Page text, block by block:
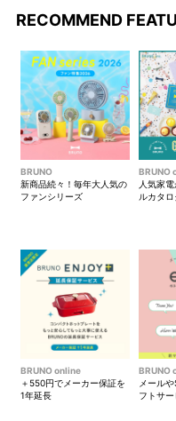
RECOMMEND
BRUNO
新商品続々！毎年大人気の
ファンシリーズ
BRUNO
人気家
ルカタロ
BRUNO online
＋550円でメーカー保証を
1年延長
BRUNO
メール
フトサー